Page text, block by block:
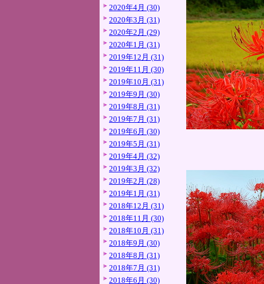
2020年4月 (30)
2020年3月 (31)
2020年2月 (29)
2020年1月 (31)
2019年12月 (31)
2019年11月 (30)
2019年10月 (31)
2019年9月 (30)
2019年8月 (31)
2019年7月 (31)
2019年6月 (30)
2019年5月 (31)
2019年4月 (32)
2019年3月 (32)
2019年2月 (28)
2019年1月 (31)
2018年12月 (31)
2018年11月 (30)
2018年10月 (31)
2018年9月 (30)
2018年8月 (31)
2018年7月 (31)
2018年6月 (30)